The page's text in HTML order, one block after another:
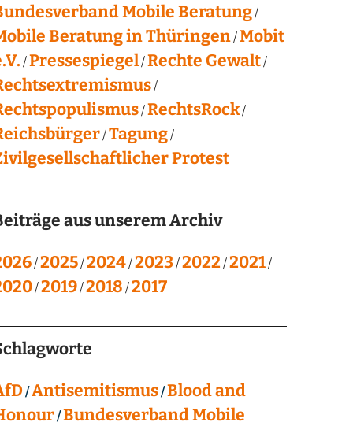
Mobile Beratung
Beratung in Thüringen Mobit
Pressespiegel Rechte Gewalt
RechtsRock
Tagung
Protest
aus unserem Archiv
2025 2024 2023 2022 2021
2019 2018 2017
Antisemitismus Blood and
Bundesverband Mobile